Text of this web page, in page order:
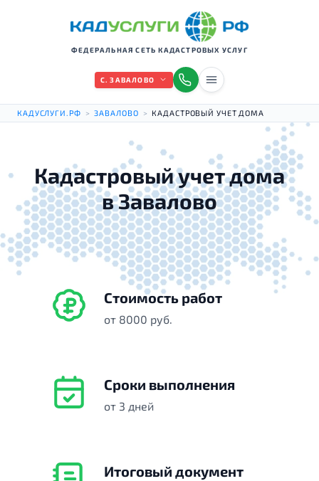
ФЕДЕРАЛЬНАЯ СЕТЬ КАДАСТРОВЫХ УСЛУГ
С. ЗАВАЛОВО
КАДУСЛУГИ.РФ > ЗАВАЛОВО > КАДАСТРОВЫЙ УЧЕТ ДОМА
Кадастровый учет дома
в Завалово
Стоимость работ
от 8000 руб.
Сроки выполнения
от 3 дней
Итоговый документ